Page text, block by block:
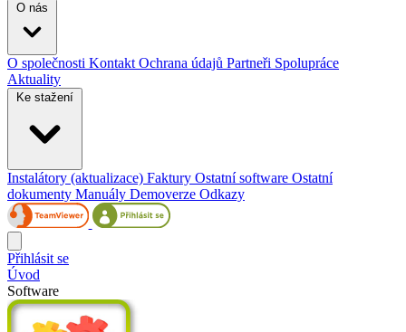
O nás
O společnosti Kontakt Ochrana údajů Partneři Spolupráce
Aktuality
Ke stažení
Instalátory (aktualizace) Faktury Ostatní software Ostatní
dokumenty Manuály Demoverze Odkazy
Přihlásit se
Úvod
Software